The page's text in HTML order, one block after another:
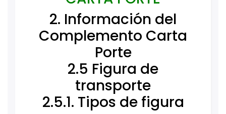
2. Información del
Complemento Carta
Porte
2.5 Figura de
transporte
2.5.1. Tipos de figura